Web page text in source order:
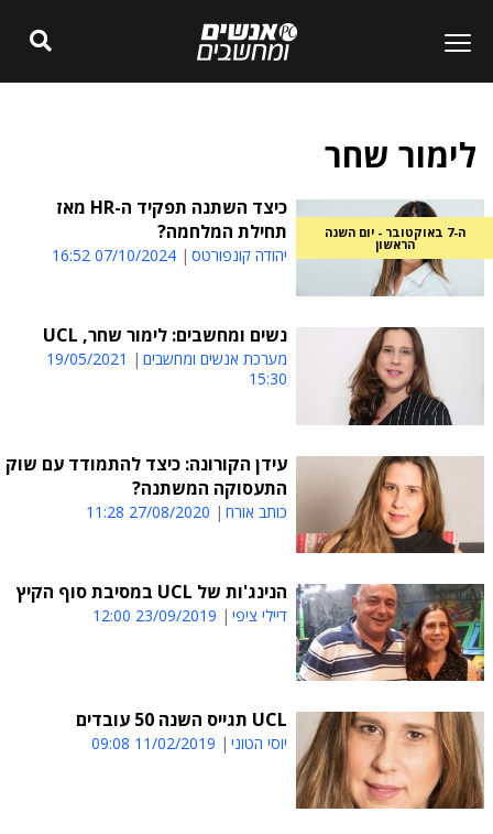
לימור שחר
ה-7 באוקטובר - יום השנה
הראשון
כיצד השתנה תפקיד ה-HR מאז
תחילת המלחמה?
יהודה קונפורטס 07/10/2024 16:52
נשים ומחשבים: לימור שחר, UCL
מערכת אנשים ומחשבים
19/05/2021
15:30
עידן הקורונה: כיצד להתמודד עם שוק
התעסוקה המשתנה?
כותב אורח 27/08/2020 11:28
הנינג'ות של UCL במסיבת סוף הקיץ
דיילי ציפי 23/09/2019 12:00
UCL תגייס השנה 50 עובדים
יוסי הטוני 11/02/2019 09:08